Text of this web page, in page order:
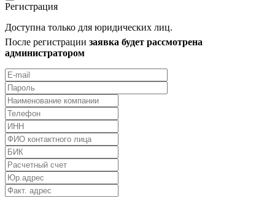
Регистрация
Доступна только для юридических лиц.
После регистрации заявка будет рассмотрена
администратором